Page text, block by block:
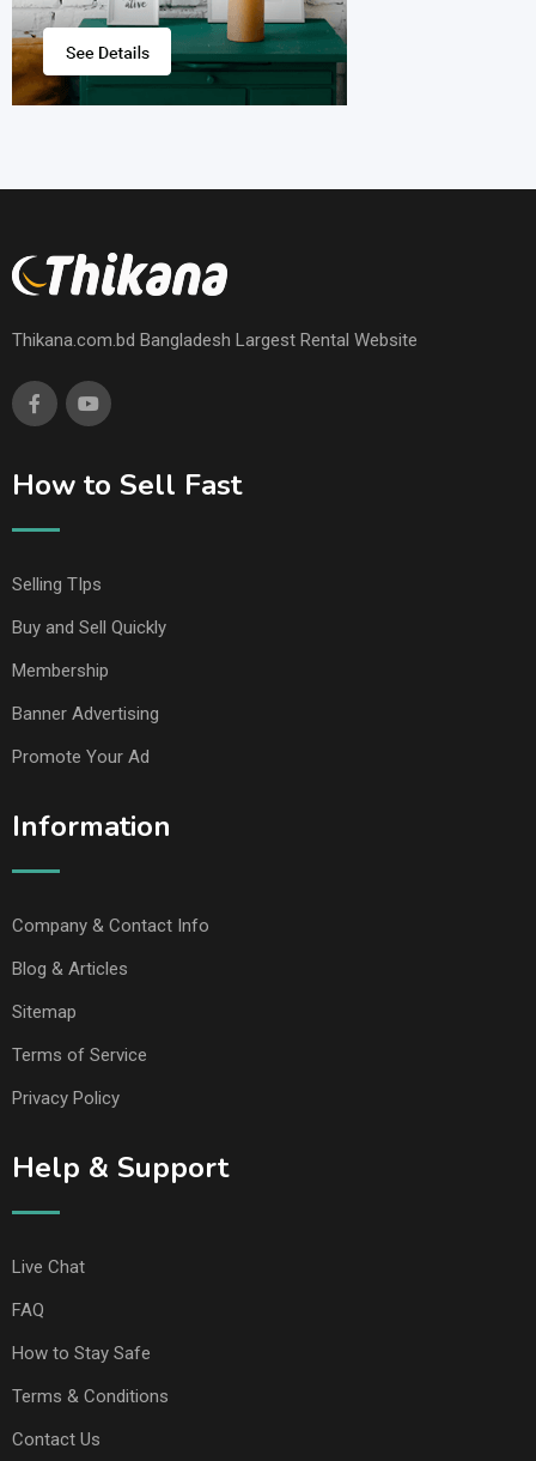
Thikana.com.bd Bangladesh Largest Rental Website
How to Sell Fast
Selling TIps
Buy and Sell Quickly
Membership
Banner Advertising
Promote Your Ad
Information
Company & Contact Info
Blog & Articles
Sitemap
Terms of Service
Privacy Policy
Help & Support
Live Chat
FAQ
How to Stay Safe
Terms & Conditions
Contact Us